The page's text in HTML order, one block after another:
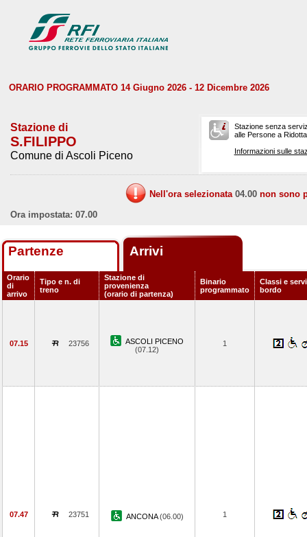
ORARIO PROGRAMMATO 14 Giugno 2026 - 12 Dicembre 2026
Stazione di
S.FILIPPO
Comune di Ascoli Piceno
Stazione senza
alle Persone a
Informazioni sulle
Nell'ora selezionata 04.00 non sono
Ora impostata: 07.00
Partenze Arrivi
Orario
di
arrivo
Tipo e n. di
treno
Stazione di
provenienza
(orario di partenza)
Binario
programmato
Classi e
bordo
07.15 23756
ASCOLI PICENO
(07.12)
1
07.47 23751 ANCONA(06.00) 1